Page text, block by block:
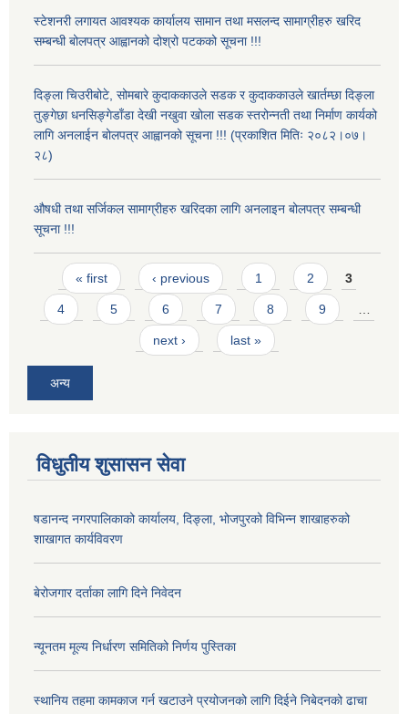
स्टेशनरी लगायत आवश्यक कार्यालय सामान तथा मसलन्द सामाग्रीहरु खरिद
सम्बन्धी बोलपत्र आह्वानको दोश्रो पटकको सूचना !!!
दिङ्ला चिउरीबोटे, सोमबारे कुदाककाउले सडक र कुदाककाउले खार्तम्छा दिङ्ला
तुङ्गेछा धनसिङ्गेडाँडा देखी नखुवा खोला सडक स्तरोन्नती तथा निर्माण कार्यको
लागि अनलाईन बोलपत्र आह्वानको सूचना !!! (प्रकाशित मितिः २०८२।०७।
२८)
औषधी तथा सर्जिकल सामाग्रीहरु खरिदका लागि अनलाइन बोलपत्र सम्बन्धी
सूचना !!!
Pages
« first ‹ previous 1 2 3
4 5 6 7 8 9 …
next › last »
अन्य
विधुतीय शुसासन सेवा
षडानन्द नगरपालिकाको कार्यालय, दिङ्ला, भोजपुरको विभिन्न शाखाहरुको
शाखागत कार्यविवरण
बेरोजगार दर्ताका लागि दिने निवेदन
न्यूनतम मूल्य निर्धारण समितिको निर्णय पुस्तिका
स्थानिय तहमा कामकाज गर्न खटाउने प्रयोजनको लागि दिईने निबेदनको ढाचा